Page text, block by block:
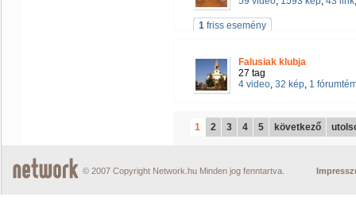
1 friss esemény
Falusiak klubja
27 tag
4 video, 32 kép, 1
1 2 3 4 5 következő
© 2007 Copyright Network.hu Minden jog fenntartva.